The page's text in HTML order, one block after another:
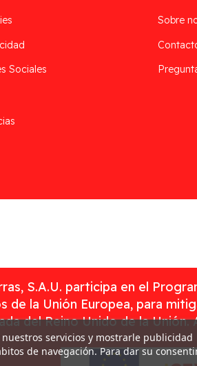
Sociales
Sobre
S.A.U. participa en el
de la Unión Europea, para
del Reino Unido de la Unión.
servicios y mostrarle publicidad
de navegación. Para dar su